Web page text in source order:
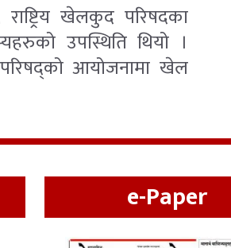
खेलकुद परिषदका
उपस्थिति थियो ।
परिषद्को आयोजनामा खेल
e-Paper